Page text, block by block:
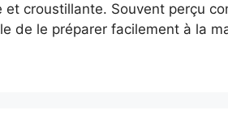
croustillante. Souvent perçu
de le préparer facilement à la